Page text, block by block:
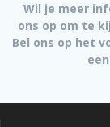
Wil je meer
ons op om te
Bel ons op het